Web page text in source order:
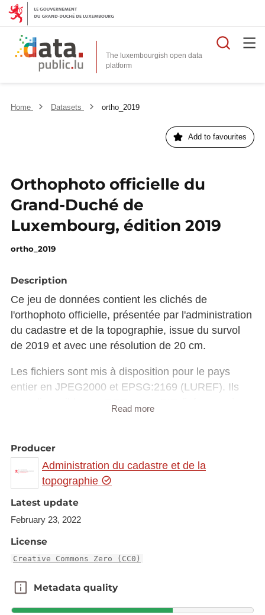
The luxembourgish open data
platform
Home Datasets ortho_2019
Add to favourites
Orthophoto officielle du
Grand-Duché de
Luxembourg, édition 2019
ortho_2019
Description
Ce jeu de données contient les clichés de
l'orthophoto officielle, présentée par l'administration
du cadastre et de la topographie, issue du survol
de 2019 et avec une résolution de 20 cm.
Les fichiers sont mis à disposition pour le pays
entier en JPEG2000 et EPSG:2169 (LUREF). Ils
4 juillet 2019
5 juillet 2019
22 août 2019
Une version WMS sera aussi disponible ici:
https://data.public.lu/fr/datasets/bd-l-ortho-
webservices-wms-et-wmts
Read more
Producer
Administration du cadastre et de la
topographie
Latest update
February 23, 2022
License
Creative Commons Zero (CC0)
Metadata quality
Metadata quality